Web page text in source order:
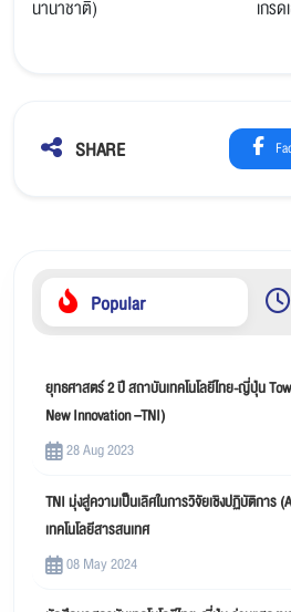
นานาชาติ) เกรดเฉลี่
SHARE
Popular
ยุทธศาสตร์ 2 ปี สถาบันเทคโนโลยีไทย-ญี่ปุ่น
New Innovation –TNI)
28 Aug 2023
TNI มุ่งสู่ความเป็นเลิศในการวิจัยเชิงปฏิบัติการ
เทคโนโลยีสารสนเทศ
08 May 2024